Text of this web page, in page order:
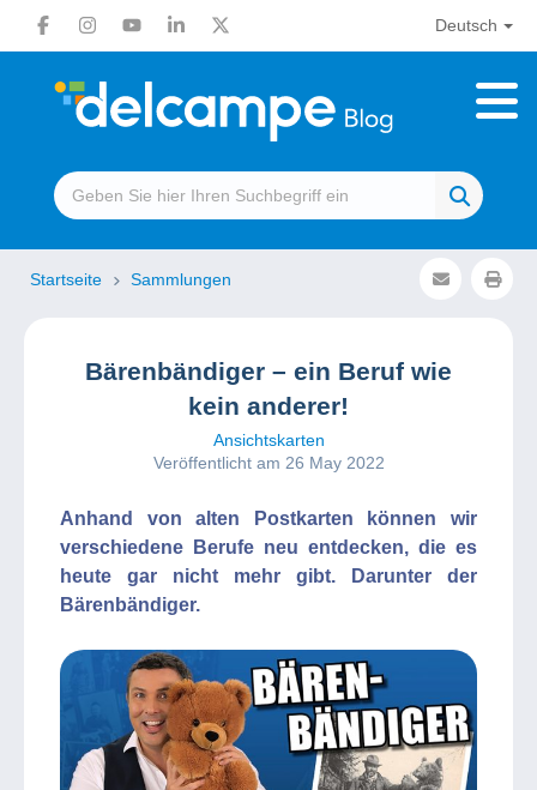
Deutsch
Startseite Sammlungen
Bärenbändiger – ein Beruf wie
kein anderer!
Ansichtskarten
Veröffentlicht am 26 May 2022
Anhand von alten Postkarten können wir
verschiedene Berufe neu entdecken, die es
heute gar nicht mehr gibt. Darunter der
Bärenbändiger.